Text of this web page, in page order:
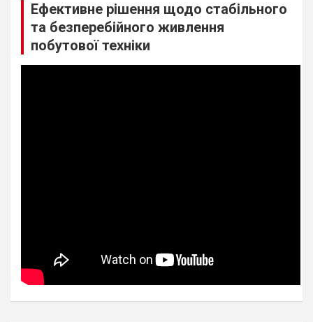
Ефективне рішення щодо стабільного
та безперебійного живлення
побутової техніки